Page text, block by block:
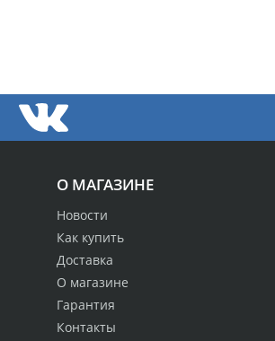
О МАГАЗИНЕ
Новости
Как купить
Доставка
О магазине
Гарантия
Контакты